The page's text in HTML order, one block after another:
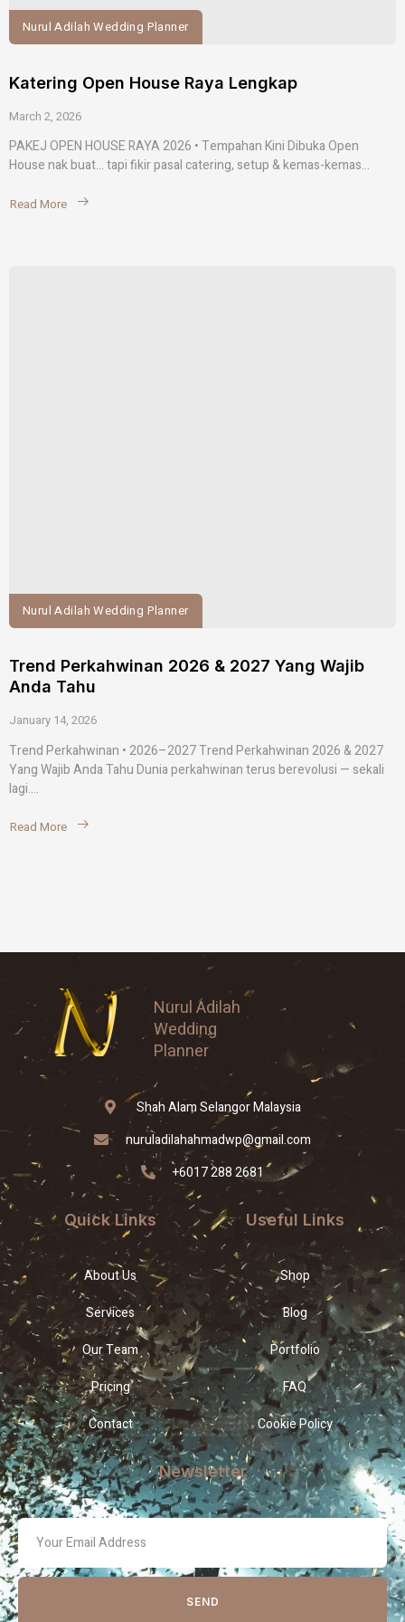
Nurul Adilah Wedding Planner
Katering Open House Raya Lengkap
March 2, 2026
PAKEJ OPEN HOUSE RAYA 2026 • Tempahan Kini Dibuka Open
House nak buat… tapi fikir pasal catering, setup & kemas-kemas...
Read More
Nurul Adilah Wedding Planner
Trend Perkahwinan 2026 & 2027 Yang Wajib
Anda Tahu
January 14, 2026
Trend Perkahwinan • 2026–2027 Trend Perkahwinan 2026 & 2027
Yang Wajib Anda Tahu Dunia perkahwinan terus berevolusi — sekali
lagi....
Read More
Nurul Adilah
Wedding
Planner
Shah Alam Selangor Malaysia
nuruladilahahmadwp@gmail.com
+6017 288 2681
Quick Links
About Us
Services
Our Team
Pricing
Contact
Useful Links
Shop
Blog
Portfolio
FAQ
Cookie Policy
Newsletter
SEND